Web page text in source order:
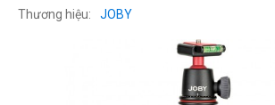
Thương hiệu JOBY